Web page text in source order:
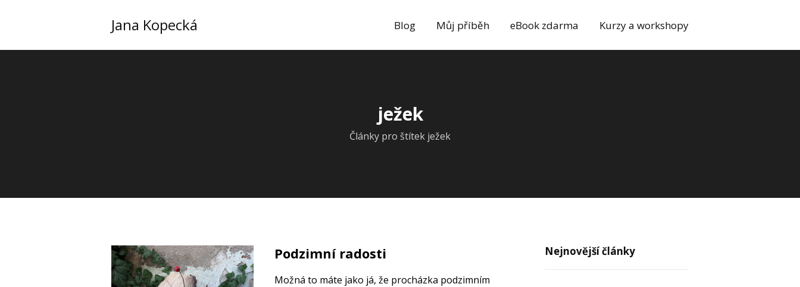
Jana Kopecká Blog Můj příběh eBook zdarma Kurzy a workshopy
ježek
Články pro štítek ježek
Podzimní radosti
Možná to máte jako já, že procházka podzimním
Nejnovější články